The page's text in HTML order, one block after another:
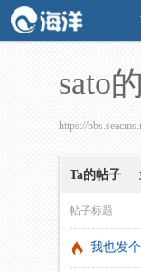
sato
https://
Ta的帖子
帖子标题
我也发